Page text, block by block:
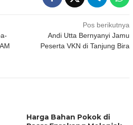
Pos berikutnya
Andi Utta Bernyanyi Jamu
Peserta VKN di Tanjung Bira
Harga Bahan Pokok di